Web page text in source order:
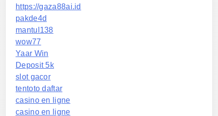
https://gaza88ai.id
pakde4d
mantul138
wow77
Yaar Win
Deposit 5k
slot gacor
tentoto daftar
casino en ligne
casino en ligne